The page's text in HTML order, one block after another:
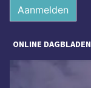
Aanmelden
ONLINE DAGBLADEN